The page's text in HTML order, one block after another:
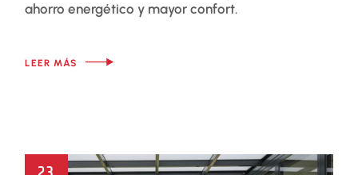
ahorro energético y mayor confort.
LEER MÁS